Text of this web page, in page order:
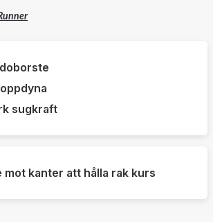
sugkraft
mot kanter att hålla rak kurs